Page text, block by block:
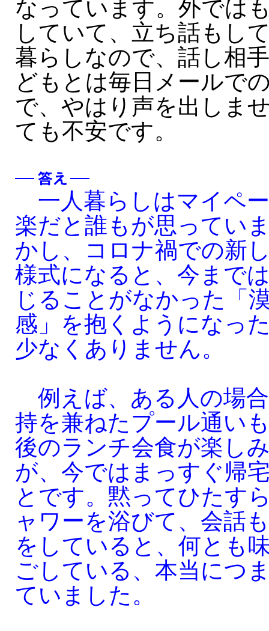
なっています。外では
していて、立ち話もし
暮らしなので、話し相
どもとは毎日メールで
で、やはり声を出しま
ても不安です。
一人暮らしはマイペ
楽だと誰もが思ってい
かし、コロナ禍での新
様式になると、今まで
じることがなかった「
感」を抱くようになっ
少なくありません。
例えば、ある人の場
持を兼ねたプール通い
後のランチ会食が楽し
が、今ではまっすぐ帰
とです。黙ってひたす
ャワーを浴びて、会話
をしていると、何とも
ごしている、本当につ
ていました。